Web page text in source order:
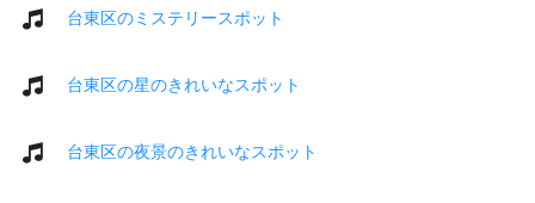
台東区のミステリースポット
台東区の星のきれいなスポット
台東区の夜景のきれいなスポット